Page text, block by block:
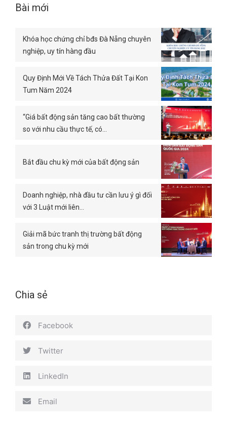
Bài mới
Khóa học chứng chỉ bđs Đà Nẵng chuyên
nghiệp, uy tín hàng đầu
Quy Định Mới Về Tách Thửa Đất Tại Kon
Tum Năm 2024
“Giá bất động sản tăng cao bất thường
so với nhu cầu thực tế, có…
Bắt đầu chu kỳ mới của bất động sản
Doanh nghiệp, nhà đầu tư cần lưu ý gì đối
với 3 Luật mới liên…
Giải mã bức tranh thị trường bất động
sản trong chu kỳ mới
Chia sẻ
Facebook
Twitter
LinkedIn
Email